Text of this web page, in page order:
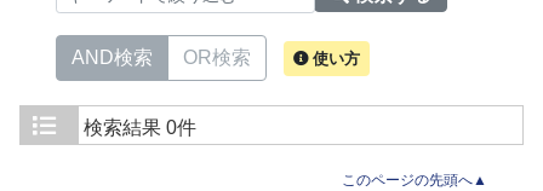
AND検索 OR検索 使い方
検索結果 0件
このページの先頭へ▲